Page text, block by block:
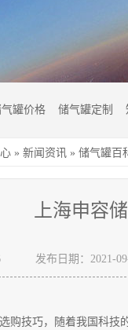
罐价格 储气罐定制
» 新闻资讯 » 储气罐百
上海申容
发布日期：2021-
购技巧，随着我国科技